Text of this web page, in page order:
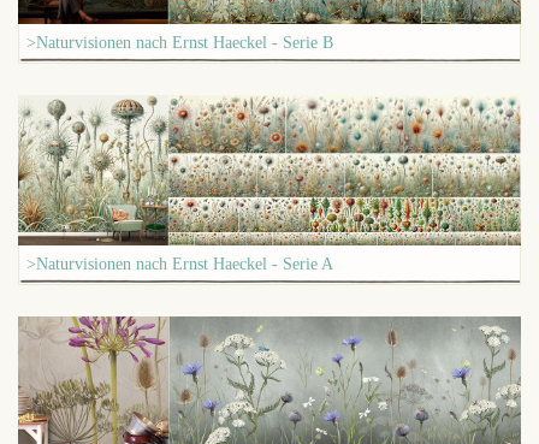
>Naturvisionen nach Ernst Haeckel - Serie B
>Naturvisionen nach Ernst Haeckel - Serie A